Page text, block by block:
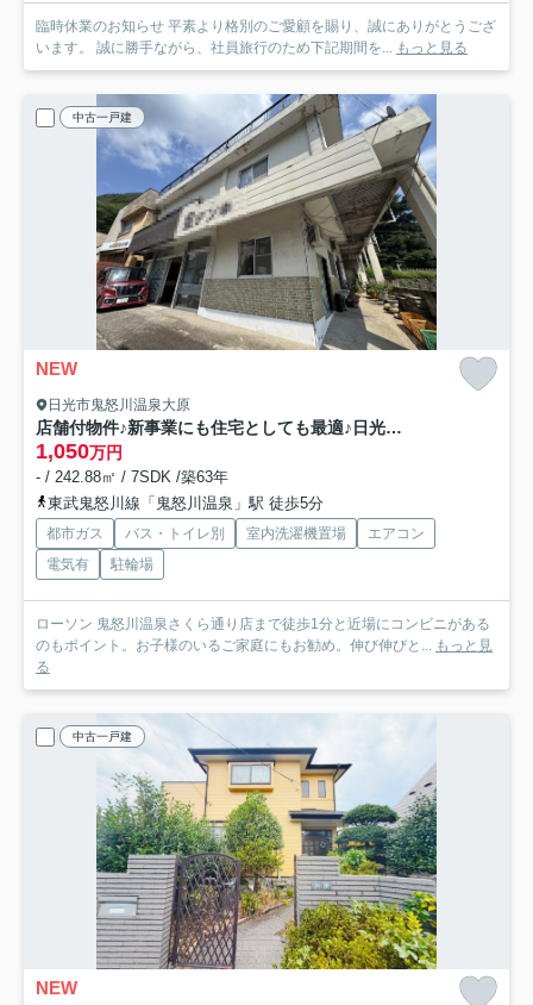
臨時休業のお知らせ 平素より格別のご愛顧を賜り、誠にありがとうござ
います。 誠に勝手ながら、社員旅行のため下記期間を... もっと見る
中古一戸建
NEW
日光市鬼怒川温泉大原
店舗付物件♪新事業にも住宅としても最適♪日光市鬼怒川温泉
1,050万円
- / 242.88㎡ / 7SDK /築63年
東武鬼怒川線「鬼怒川温泉」駅 徒歩5分
都市ガス バス・トイレ別 室内洗濯機置場
エアコン
電気有
駐輪場
ローソン 鬼怒川温泉さくら通り店まで徒歩1分と近場にコンビニがある
のもポイント。お子様のいるご家庭にもお勧め。伸び伸びと... もっと見
る
中古一戸建
NEW